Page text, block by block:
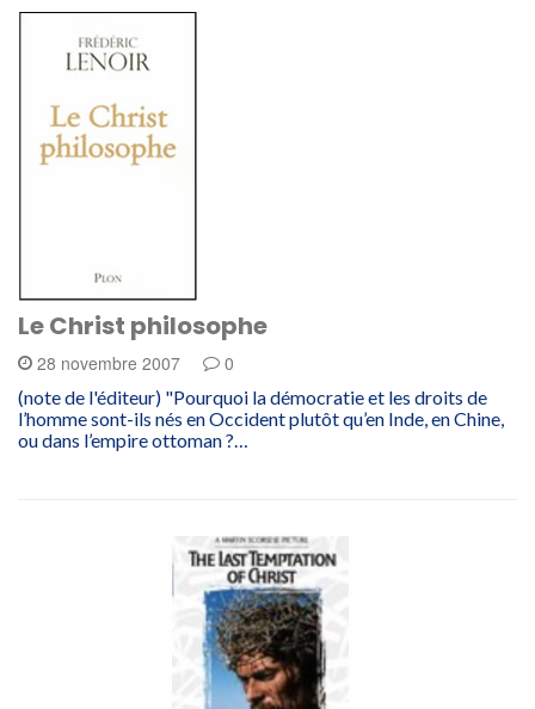
Le Christ philosophe
28 novembre 2007 0
(note de l'éditeur) "Pourquoi la démocratie et les droits de
l’homme sont-ils nés en Occident plutôt qu’en Inde, en Chine,
ou dans l’empire ottoman ?…